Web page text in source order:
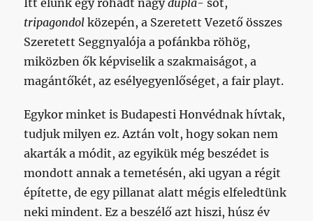
Itt élünk egy rohadt nagydupla-sőt,
tripagondol közepén, a Szeretett Vezető összes
Szeretett Seggnyalója a pofánkba röhög,
miközben ők képviselik a szakmaiságot, a
magántőkét, az esélyegyenlőséget, a fair playt.
Egykor minket is Budapesti Honvédnak hívtak,
tudjuk milyen ez. Aztán volt, hogy sokan nem
akarták a módit, az egyikük még beszédet is
mondott annak a temetésén, aki ugyan a régit
építette, de egy pillanat alatt mégis elfeledtünk
neki mindent. Ez a beszélő azt hiszi, húsz év